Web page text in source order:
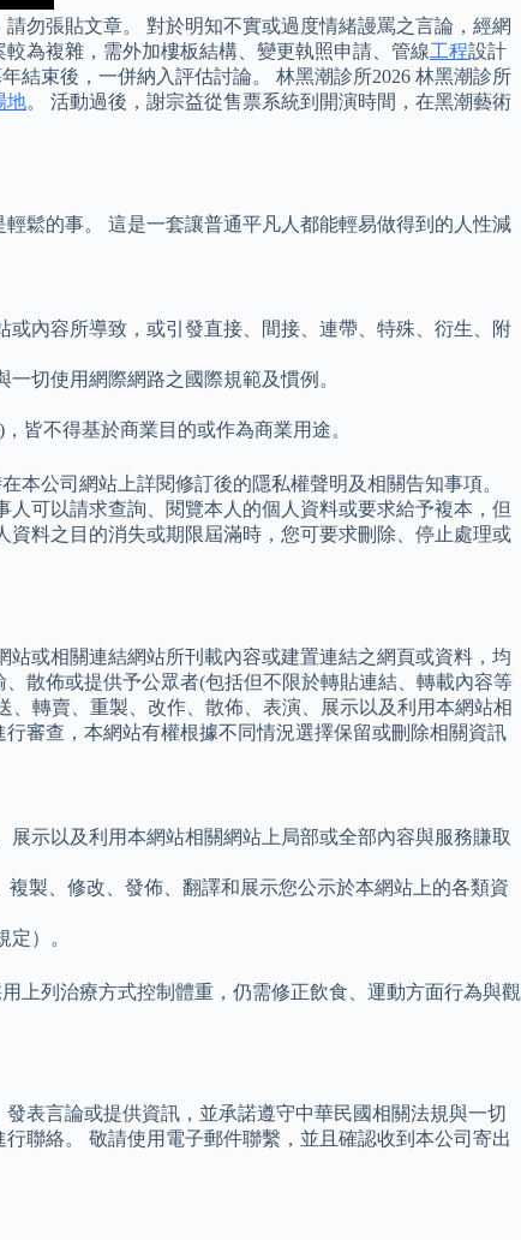
勿張貼文章。 對於明知不實或過度情緒謾罵之言論，經網
為複雜，需外加樓板結構、變更執照申請、管線工程設計
結束後，一併納入評估討論。 林黑潮診所2026 林黑潮診所
地。 活動過後，謝宗益從售票系統到開演時間，在黑潮藝術
鬆的事。 這是一套讓普通平凡人都能輕易做得到的人性減
內容所導致，或引發直接、間接、連帶、特殊、衍生、附
切使用網際網路之國際規範及慣例。
皆不得基於商業目的或作為商業用途。
公司網站上詳閱修訂後的隱私權聲明及相關告知事項。
可以請求查詢、閱覽本人的個人資料或要求給予複本，但
料之目的消失或期限屆滿時，您可要求刪除、停止處理或
或相關連結網站所刊載內容或建置連結之網頁或資料，均
散佈或提供予公眾者(包括但不限於轉貼連結、轉載內容等
轉賣、重製、改作、散佈、表演、展示以及利用本網站相
審查，本網站有權根據不同情況選擇保留或刪除相關資訊
示以及利用本網站相關網站上局部或全部內容與服務賺取
製、修改、發佈、翻譯和展示您公示於本網站上的各類資
）。
上列治療方式控制體重，仍需修正飲食、運動方面行為與觀
表言論或提供資訊，並承諾遵守中華民國相關法規與一切
聯絡。 敬請使用電子郵件聯繫，並且確認收到本公司寄出